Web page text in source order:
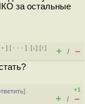
за остальные
] [ · · ·][↓] [↑]
+ / –
]
+1
+ / –